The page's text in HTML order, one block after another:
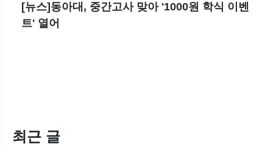
[뉴스]동아대, 중간고사 맞아 '1000원 학식 이벤
트' 열어
최근 글